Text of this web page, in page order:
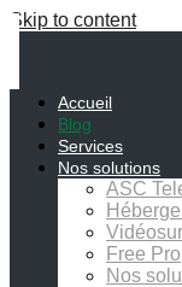
Skip to content
Accueil
Blog
Services
Nos solutions
ASC
Free Pro
Nos